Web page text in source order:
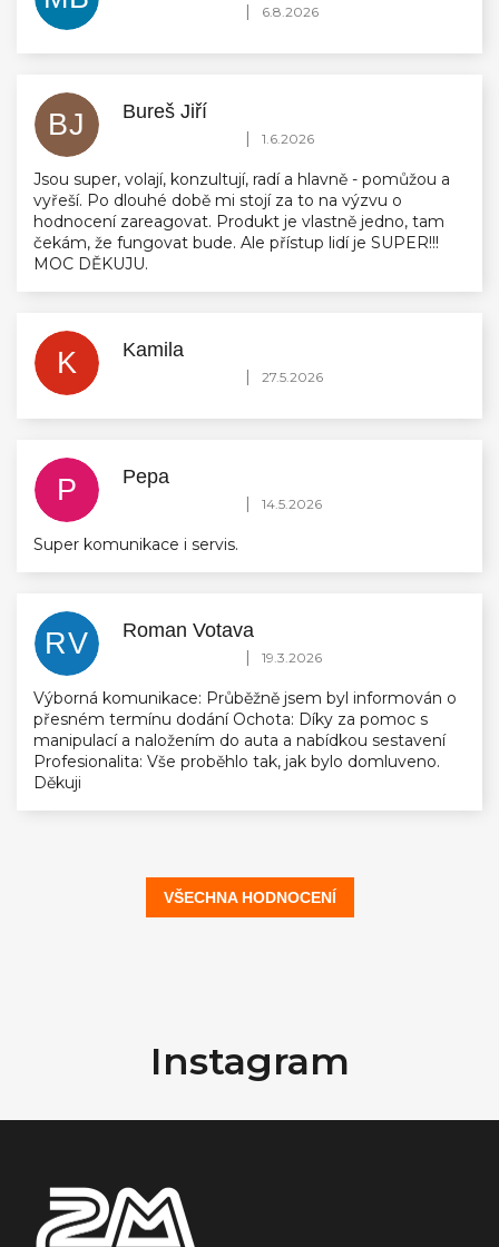
Hodnocení obchodu je 5 z 5 hvězdiček.
6.8.2026
BJ Bureš Jiří
Hodnocení obchodu je 5 z 5 hvězdiček.
1.6.2026
Jsou super, volají, konzultují, radí a hlavně - pomůžou a
vyřeší. Po dlouhé době mi stojí za to na výzvu o
hodnocení zareagovat. Produkt je vlastně jedno, tam
čekám, že fungovat bude. Ale přístup lidí je SUPER!!!
MOC DĚKUJU.
K Kamila
Hodnocení obchodu je 5 z 5 hvězdiček.
27.5.2026
P Pepa
Hodnocení obchodu je 5 z 5 hvězdiček.
14.5.2026
Super komunikace i servis.
RV Roman Votava
Hodnocení obchodu je 5 z 5 hvězdiček.
19.3.2026
Výborná komunikace: Průběžně jsem byl informován o
přesném termínu dodání Ochota: Díky za pomoc s
manipulací a naložením do auta a nabídkou sestavení
Profesionalita: Vše proběhlo tak, jak bylo domluveno.
Děkuji
VŠECHNA HODNOCENÍ
t
Instagram